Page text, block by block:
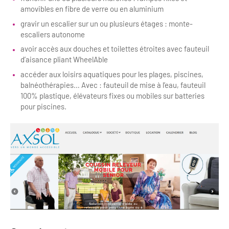
Clientèles lointaines
Clientèles spécifiques
Etudes et enquêtes
Etudes thématiques
Dispositifs d'enquêtes
Chiffres Annuels
Chiffres clés de la destination
Repères annuel
La liste des OT d'Île-de-France
APIDAE
Offres d'emplois et de stages
Formations
Mode d'emploi formations
Formations OT
Ateliers
Matinales
Webinaires
Restaurants impressionnistes
Hébergements impressionnistes
Offre culturelle impressionniste
Offre de la destination
Activités
Croisiéristes/Bateaux
Parcs d’attractions et animaliers
Cabarets et casino
Expériences et visites
amovibles en fibre de verre ou en aluminium
gravir un escalier sur un ou plusieurs étages : monte-
escaliers autonome
avoir accès aux douches et toilettes étroites avec fauteuil
d’aisance pliant WheelAble
accéder aux loisirs aquatiques pour les plages, piscines,
balnéothérapies… Avec : fauteuil de mise à l’eau, fauteuil
100% plastique, élévateurs fixes ou mobiles sur batteries
pour piscines.